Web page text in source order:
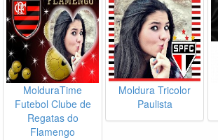
MolduraTime
Futebol Clube de
Regatas do
Flamengo
Moldura Tricolor
Paulista